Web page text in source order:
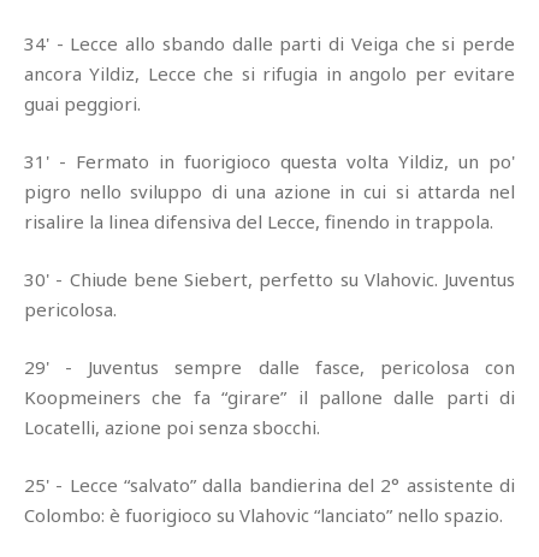
34' - Lecce allo sbando dalle parti di Veiga che si perde
ancora Yildiz, Lecce che si rifugia in angolo per evitare
guai peggiori.
31' - Fermato in fuorigioco questa volta Yildiz, un po'
pigro nello sviluppo di una azione in cui si attarda nel
risalire la linea difensiva del Lecce, finendo in trappola.
30' - Chiude bene Siebert, perfetto su Vlahovic. Juventus
pericolosa.
29' - Juventus sempre dalle fasce, pericolosa con
Koopmeiners che fa “girare” il pallone dalle parti di
Locatelli, azione poi senza sbocchi.
25' - Lecce “salvato” dalla bandierina del 2° assistente di
Colombo: è fuorigioco su Vlahovic “lanciato” nello spazio.